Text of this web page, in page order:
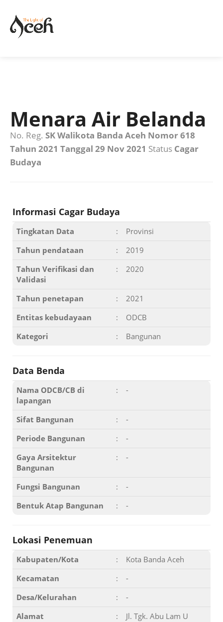
Menara Air Belanda
No. Reg. SK Walikota Banda Aceh Nomor 618
Tahun 2021 Tanggal 29 Nov 2021 Status Cagar
Budaya
Informasi Cagar Budaya
Tingkatan Data :
Provinsi
Tahun pendataan
:
2019
Tahun Verifikasi dan
Validasi
: 2020
Tahun penetapan :
2021
Entitas kebudayaan
:
ODCB
Kategori
: Bangunan
Data Benda
Nama ODCB/CB di
lapangan
: -
Sifat Bangunan :
-
Periode Bangunan
:
-
Gaya Arsitektur
Bangunan
: -
Fungsi Bangunan :
-
Bentuk Atap Bangunan
: -
Lokasi Penemuan
Kabupaten/Kota :
Kota Banda Aceh
Kecamatan
:
-
Desa/Kelurahan
:
-
Alamat
:
Jl. Tgk. Abu Lam U